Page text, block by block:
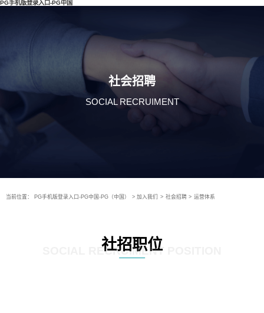
PG手机版登录入口-PG中国
社会招聘
SOCIAL RECRUIMENT
当前位置： PG手机版登录入口-PG中国-PG（中国） > 加入我们 > 社会招聘 > 运营体系
社招职位
SOCIAL RECRUIMENT POSITION